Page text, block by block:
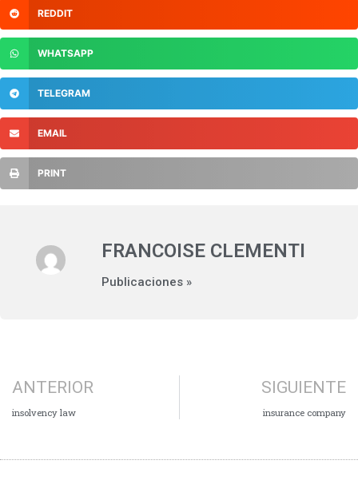
REDDIT
WHATSAPP
TELEGRAM
EMAIL
PRINT
FRANCOISE CLEMENTI
Publicaciones »
ANTERIOR
insolvency law
SIGUIENTE
insurance company